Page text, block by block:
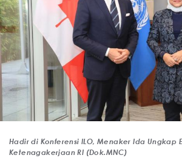
Hadir di Konferensi ILO, Menaker Ida Ungkap
Ketenagakerjaan RI (Dok.MNC)